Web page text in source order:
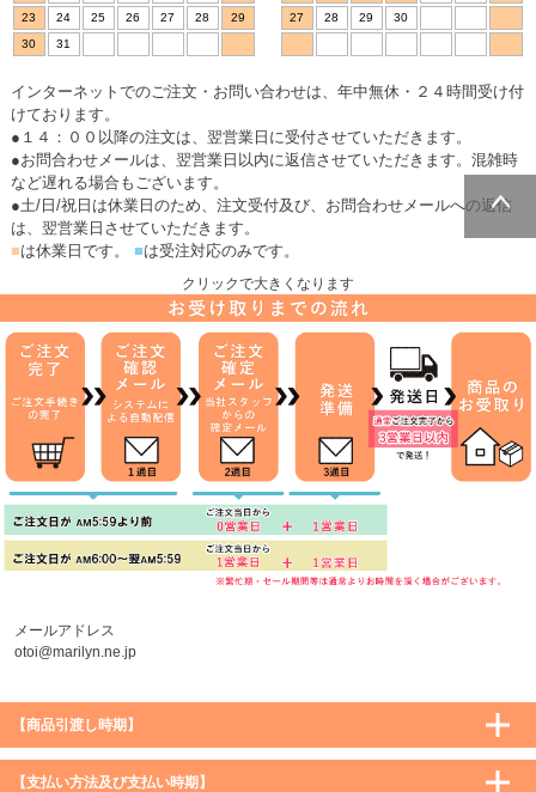
ページトッ
23
24 25 26 27 28
29
30
31
27
28 29 30
インターネットでのご注文・お問い合わせは、年中無休・２４時間受け付
けております。
●１４：００以降の注文は、翌営業日に受付させていただきます。
●お問合わせメールは、翌営業日以内に返信させていただきます。混雑時
など遅れる場合もございます。
●土/日/祝日は休業日のため、注文受付及び、お問合わせメールへの返信
は、翌営業日させていただきます。
■は休業日です。 ■は受注対応のみです。
クリックで大きくなります
メールアドレス
otoi@marilyn.ne.jp
【商品引渡し時期】
【支払い方法及び支払い時期】